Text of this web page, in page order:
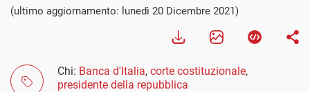
(ultimo aggiornamento: lunedì 20 Dicembre 2021)
Chi: Banca d'Italia, corte costituzionale,
presidente della repubblica